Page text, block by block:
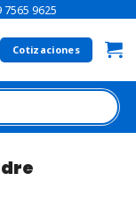
7565 9625
Cotizaciones